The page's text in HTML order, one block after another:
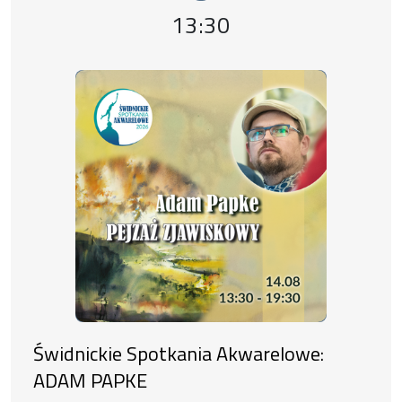
Event time,
13:30
Świdnickie Spotkania Akwarelowe:
ADAM PAPKE